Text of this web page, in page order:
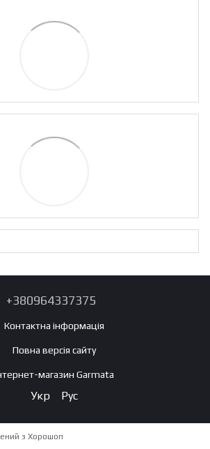
+380964337375
Контактна інформація
Повна версія сайту
магазин Garmata
Укр Рус
з Хорошоп